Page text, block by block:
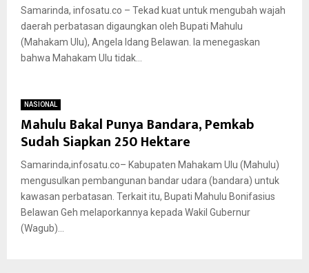
Samarinda, infosatu.co – Tekad kuat untuk mengubah wajah
daerah perbatasan digaungkan oleh Bupati Mahulu
(Mahakam Ulu), Angela Idang Belawan. Ia menegaskan
bahwa Mahakam Ulu tidak...
NASIONAL
Mahulu Bakal Punya Bandara, Pemkab
Sudah Siapkan 250 Hektare
Samarinda,infosatu.co– Kabupaten Mahakam Ulu (Mahulu)
mengusulkan pembangunan bandar udara (bandara) untuk
kawasan perbatasan. Terkait itu, Bupati Mahulu Bonifasius
Belawan Geh melaporkannya kepada Wakil Gubernur
(Wagub)...